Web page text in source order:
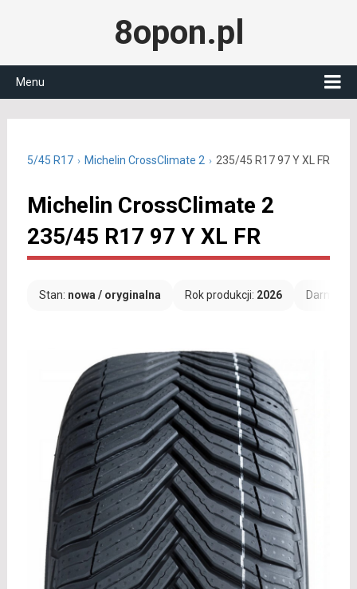
8opon.pl
Menu
235/45 R17 Michelin CrossClimate 2 235/45 R17 97 Y XL FR
Michelin CrossClimate 2
235/45 R17 97 Y XL FR
Stan: nowa / oryginalna Rok produkcji: 2026